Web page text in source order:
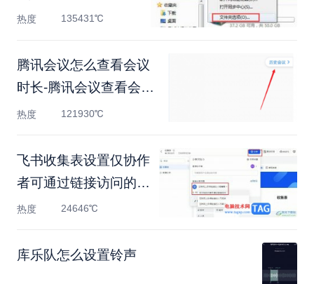
热度 135431℃
腾讯会议怎么查看会议
时长-腾讯会议查看会议
时
热度 121930℃
飞书收集表设置仅协作
者可通过链接访问的方
法
热度 24646℃
库乐队怎么设置铃声